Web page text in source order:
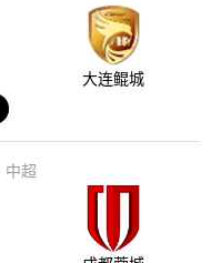
大连鲲城
中超